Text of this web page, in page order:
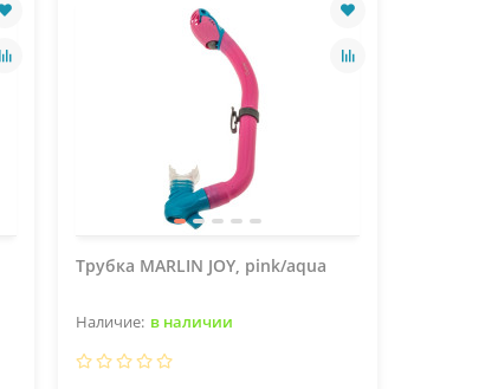
Трубка MARLIN JOY, pink/aqua
в наличии